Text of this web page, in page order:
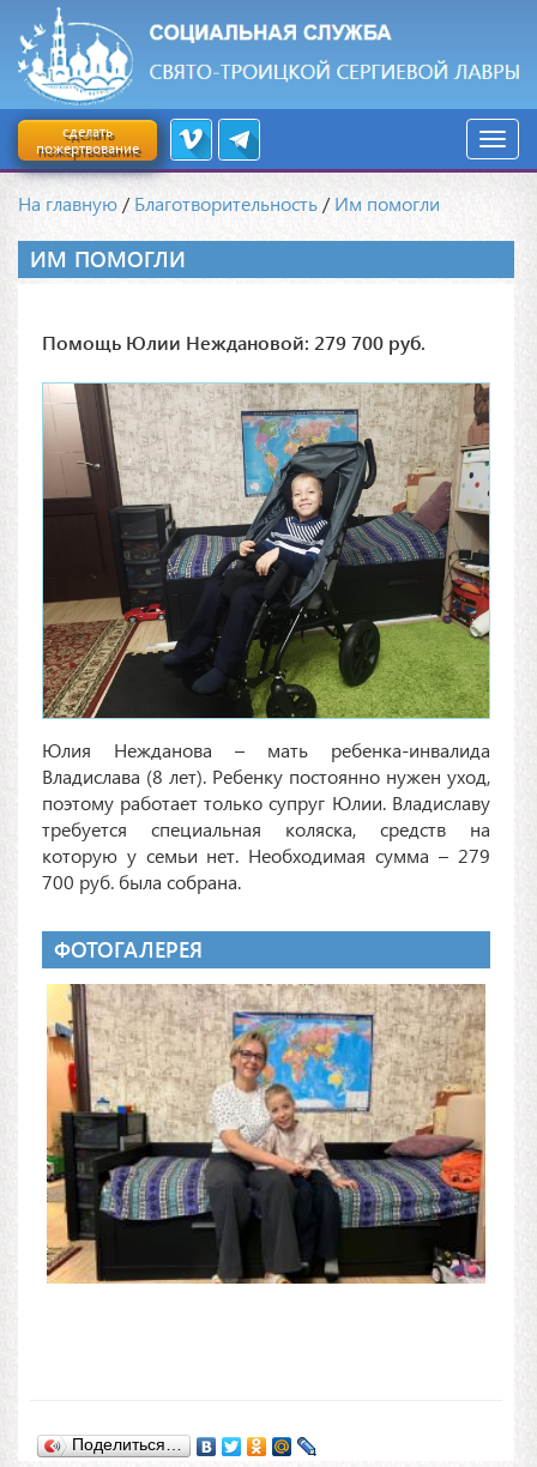
сделать
пожертвование
На главную /Благотворительность /Им помогли
ИМ ПОМОГЛИ
Помощь Юлии Неждановой: 279 700 руб.
Юлия Нежданова – мать ребенка-инвалида
Владислава (8 лет). Ребенку постоянно нужен уход,
поэтому работает только супруг Юлии. Владиславу
требуется специальная коляска, средств на
которую у семьи нет. Необходимая сумма – 279
700 руб. была собрана.
ФОТОГАЛЕРЕЯ
Поделиться…